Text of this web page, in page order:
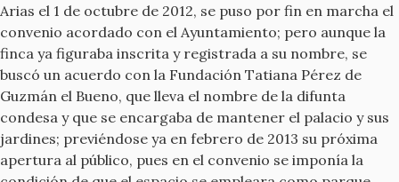
Arias el 1 de octubre de 2012, se puso por fin en marcha el
convenio acordado con el Ayuntamiento; pero aunque la
finca ya figuraba inscrita y registrada a su nombre, se
buscó un acuerdo con la Fundación Tatiana Pérez de
Guzmán el Bueno, que lleva el nombre de la difunta
condesa y que se encargaba de mantener el palacio y sus
jardines; previéndose ya en febrero de 2013 su próxima
apertura al público, pues en el convenio se imponía la